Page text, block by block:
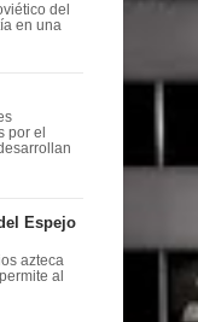
del
en una
por el
Espejo
azteca
al